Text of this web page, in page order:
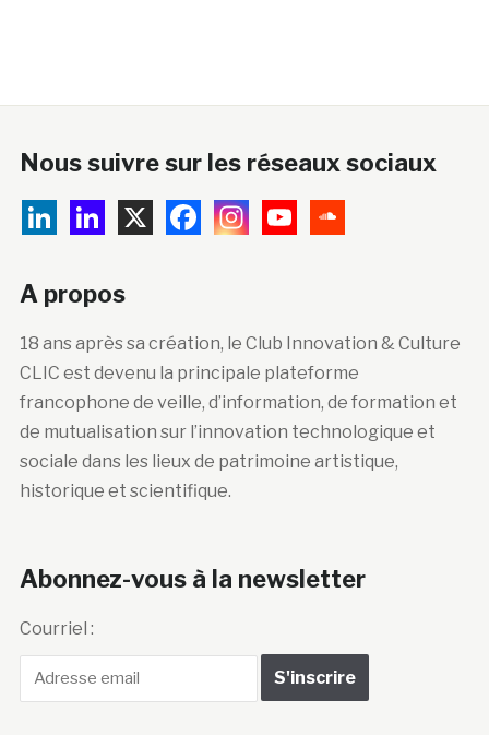
Nous suivre sur les réseaux sociaux
A propos
18 ans après sa création, le Club Innovation & Culture
CLIC est devenu la principale plateforme
francophone de veille, d’information, de formation et
de mutualisation sur l’innovation technologique et
sociale dans les lieux de patrimoine artistique,
historique et scientifique.
Abonnez-vous à la newsletter
Courriel :